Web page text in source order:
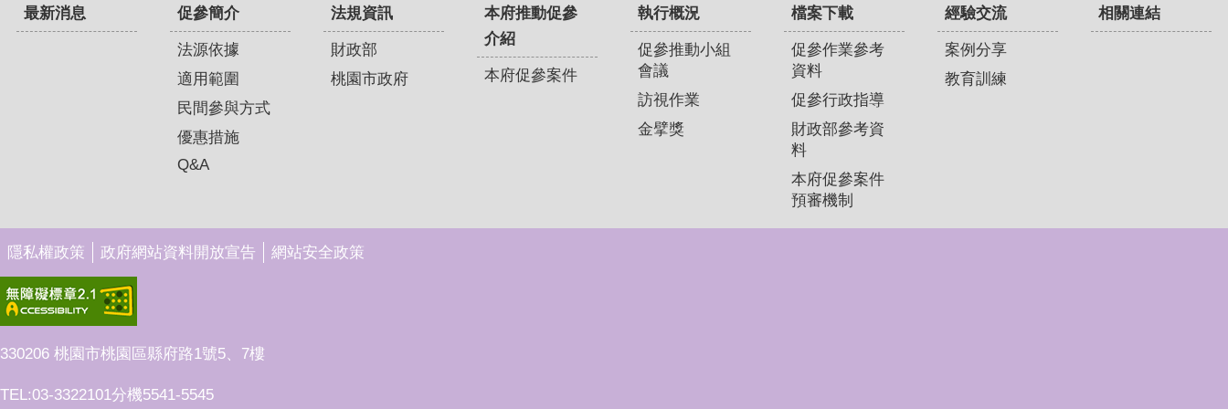
最新消息
促參簡介
法源依據
適用範圍
民間參與方式
優惠措施
Q&A
法規資訊
財政部
桃園市政府
本府推動促參
介紹
本府促參案件
執行概況
促參推動小組
會議
訪視作業
金擘獎
檔案下載
促參作業參考
資料
促參行政指導
財政部參考資
料
本府促參案件
預審機制
經驗交流
案例分享
教育訓練
相關連結
隱私權政策 政府網站資料開放宣告 網站安全政策
330206 桃園市桃園區縣府路1號5、7樓
TEL:03-3322101分機5541-5545